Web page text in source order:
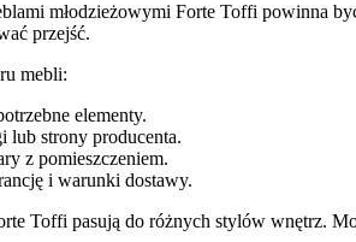
młodzieżowymi Forte Toffi powinna
przejść.
mebli:
elementy.
lub strony producenta.
z pomieszczeniem.
i warunki dostawy.
Toffi pasują do różnych stylów wnętrz.